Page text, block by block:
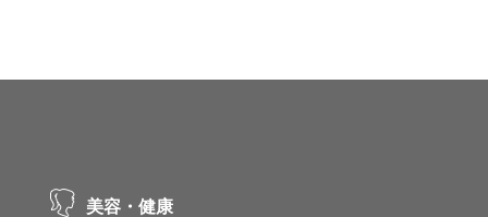
。
美容・健康